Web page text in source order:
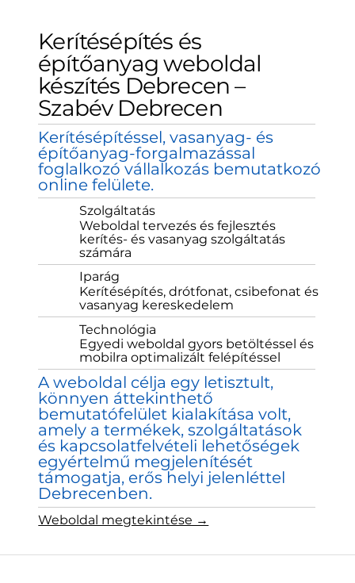
Kerítésépítés és
építőanyag weboldal
készítés Debrecen –
Szabév Debrecen
Kerítésépítéssel, vasanyag- és
építőanyag-forgalmazással
foglalkozó vállalkozás bemutatkozó
online felülete.
Szolgáltatás
Weboldal tervezés és fejlesztés
kerítés- és vasanyag szolgáltatás
számára
Iparág
Kerítésépítés, drótfonat, csibefonat és
vasanyag kereskedelem
Technológia
Egyedi weboldal gyors betöltéssel és
mobilra optimalizált felépítéssel
A weboldal célja egy letisztult,
könnyen áttekinthető
bemutatófelület kialakítása volt,
amely a termékek, szolgáltatások
és kapcsolatfelvételi lehetőségek
egyértelmű megjelenítését
támogatja, erős helyi jelenléttel
Debrecenben.
Weboldal megtekintése →